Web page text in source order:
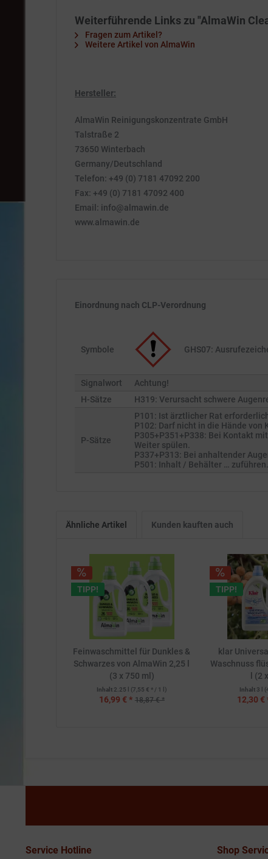
Weiterführende Links zu "AlmaWin
Fragen zum Artikel?
Weitere Artikel von AlmaWin
Hersteller:
AlmaWin Reinigungskonzentrate GmbH
Talstraße 2
73650 Winterbach
Germany/Deutschland
Telefon: +49 (0) 7181 47092 200
Fax: +49 (0) 7181 47092 400
Email: info@almawin.de
www.almawin.de
Einordnung nach CLP-Verordnung
Symbole GHS07:
Signalwort
Achtung!
H-Sätze
H319: Verursacht schwere
P-Sätze
P101: Ist ärztlicher Rat
P102: Darf nicht in die Hände von
P305+P351+P338: Bei Kontakt
Weiter spülen.
P337+P313: Bei anhaltender
P501: Inhalt / Behälter …
Ähnliche Artikel Kunden kauften auch
TIPP!
Feinwaschmittel für Dunkles &
Schwarzes von AlmaWin 2,25 l
(3 x 750 ml)
Inhalt 2.25 l (7,55 € * / 1 l)
16,99 € * 18,87 € *
TIPP!
klar
Waschnuss
l (2
Inhalt 3 l
12,30 €
Service Hotline Shop